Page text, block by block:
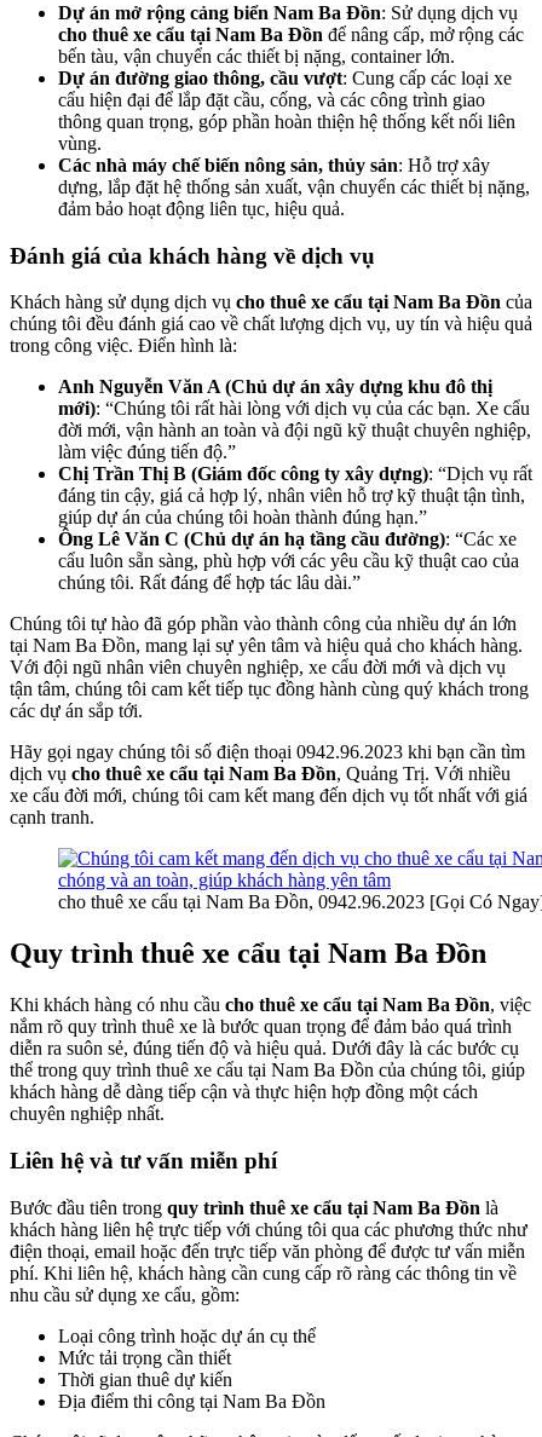
Dự án mở rộng cảng biển Nam Ba Đồn: Sử dụng dịch vụ
cho thuê xe cẩu tại Nam Ba Đồn để nâng cấp, mở rộng các
bến tàu, vận chuyển các thiết bị nặng, container lớn.
Dự án đường giao thông, cầu vượt: Cung cấp các loại xe
cẩu hiện đại để lắp đặt cầu, cống, và các công trình giao
thông quan trọng, góp phần hoàn thiện hệ thống kết nối liên
vùng.
Các nhà máy chế biến nông sản, thủy sản: Hỗ trợ xây
dựng, lắp đặt hệ thống sản xuất, vận chuyển các thiết bị nặng,
đảm bảo hoạt động liên tục, hiệu quả.
Đánh giá của khách hàng về dịch vụ
Khách hàng sử dụng dịch vụ cho thuê xe cẩu tại Nam Ba Đồn của
chúng tôi đều đánh giá cao về chất lượng dịch vụ, uy tín và hiệu quả
trong công việc. Điển hình là:
Anh Nguyễn Văn A (Chủ dự án xây dựng khu đô thị
mới): “Chúng tôi rất hài lòng với dịch vụ của các bạn. Xe cẩu
đời mới, vận hành an toàn và đội ngũ kỹ thuật chuyên nghiệp,
làm việc đúng tiến độ.”
Chị Trần Thị B (Giám đốc công ty xây dựng): “Dịch vụ rất
đáng tin cậy, giá cả hợp lý, nhân viên hỗ trợ kỹ thuật tận tình,
giúp dự án của chúng tôi hoàn thành đúng hạn.”
Ông Lê Văn C (Chủ dự án hạ tầng cầu đường): “Các xe
cẩu luôn sẵn sàng, phù hợp với các yêu cầu kỹ thuật cao của
chúng tôi. Rất đáng để hợp tác lâu dài.”
Chúng tôi tự hào đã góp phần vào thành công của nhiều dự án lớn
tại Nam Ba Đồn, mang lại sự yên tâm và hiệu quả cho khách hàng.
Với đội ngũ nhân viên chuyên nghiệp, xe cẩu đời mới và dịch vụ
tận tâm, chúng tôi cam kết tiếp tục đồng hành cùng quý khách trong
các dự án sắp tới.
Hãy gọi ngay chúng tôi số điện thoại 0942.96.2023 khi bạn cần tìm
dịch vụ cho thuê xe cẩu tại Nam Ba Đồn, Quảng Trị. Với nhiều
xe cẩu đời mới, chúng tôi cam kết mang đến dịch vụ tốt nhất với giá
cạnh tranh.
cho thuê xe cẩu tại Nam Ba Đồn, 0942.96.2023 [Gọi Có
Quy trình thuê xe cẩu tại Nam Ba Đồn
Khi khách hàng có nhu cầu cho thuê xe cẩu tại Nam Ba Đồn, việc
nắm rõ quy trình thuê xe là bước quan trọng để đảm bảo quá trình
diễn ra suôn sẻ, đúng tiến độ và hiệu quả. Dưới đây là các bước cụ
thể trong quy trình thuê xe cẩu tại Nam Ba Đồn của chúng tôi, giúp
khách hàng dễ dàng tiếp cận và thực hiện hợp đồng một cách
chuyên nghiệp nhất.
Liên hệ và tư vấn miễn phí
Bước đầu tiên trong quy trình thuê xe cẩu tại Nam Ba Đồn là
khách hàng liên hệ trực tiếp với chúng tôi qua các phương thức như
điện thoại, email hoặc đến trực tiếp văn phòng để được tư vấn miễn
phí. Khi liên hệ, khách hàng cần cung cấp rõ ràng các thông tin về
nhu cầu sử dụng xe cẩu, gồm:
Loại công trình hoặc dự án cụ thể
Mức tải trọng cần thiết
Thời gian thuê dự kiến
Địa điểm thi công tại Nam Ba Đồn